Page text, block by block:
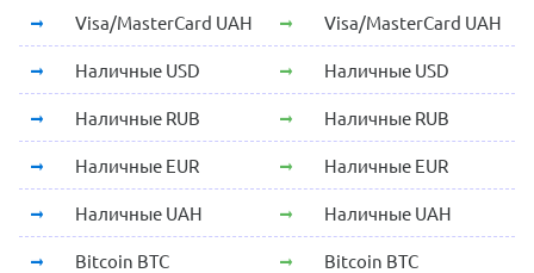
Visa/MasterCard UAH Visa/MasterCard UAH
Наличные USD Наличные USD
Наличные RUB Наличные RUB
Наличные EUR Наличные EUR
Наличные UAH Наличные UAH
Bitcoin BTC Bitcoin BTC